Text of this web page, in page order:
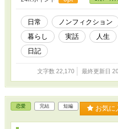
日常 ノンフィクション
暮らし
実話 人生
日記
文字数 22,170 最終更新日
恋愛 完結 短編 お気に